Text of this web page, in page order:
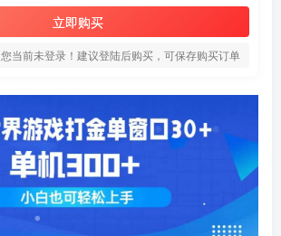
立即购买
您当前未登录！建议登陆后购买，可保存购买订单